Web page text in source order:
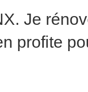
Je
profite